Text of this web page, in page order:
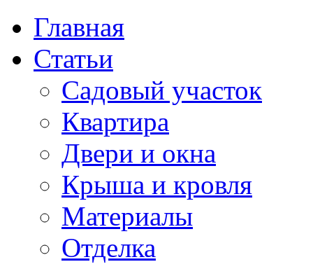
Главная
Статьи
Садовый участок
Квартира
Двери и окна
Крыша и кровля
Материалы
Отделка